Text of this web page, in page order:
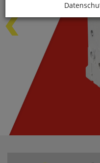
Essenziell
websale_ac
Diese Cookies sind